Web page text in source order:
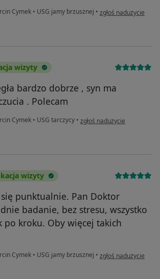
Cymek • USG jamy brzusznej • w opinii użytkownika
zgłoś nadużycie
wizyty
bardzo dobrze , syn ma
. Polecam
Cymek • USG tarczycy • w opinii użytkownika PB
zgłoś nadużycie
wizyty
się punktualnie. Pan Doktor
badanie, bez stresu, wszystko
po kroku. Oby więcej takich
Cymek • USG jamy brzusznej • w opinii użytkownika
zgłoś nadużycie